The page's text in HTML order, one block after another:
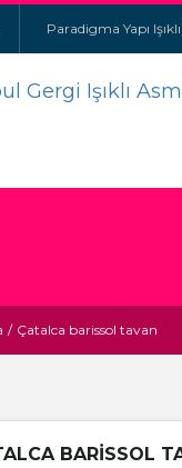
Paradigma Yapı
/ Çatalca barissol tavan
BARISSOL